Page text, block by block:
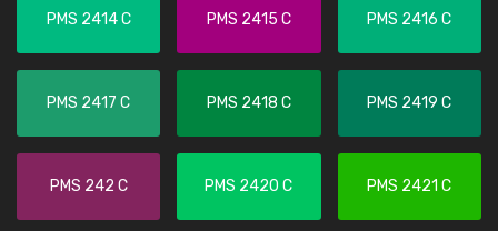
PMS 2414 C PMS 2415 C PMS 2416 C
PMS 2417 C PMS 2418 C PMS 2419 C
PMS 242 C PMS 2420 C PMS 2421 C